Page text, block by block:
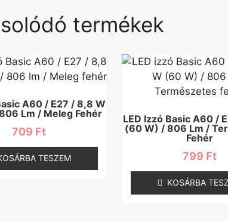
termékek
A60 / E27 / 8,8 W
Lm / Meleg Fehér
709 Ft
TESZEM
LED Izzó Basic A60 /
(60 W) / 806 Lm /
Fehér
799 Ft
KOSÁRBA